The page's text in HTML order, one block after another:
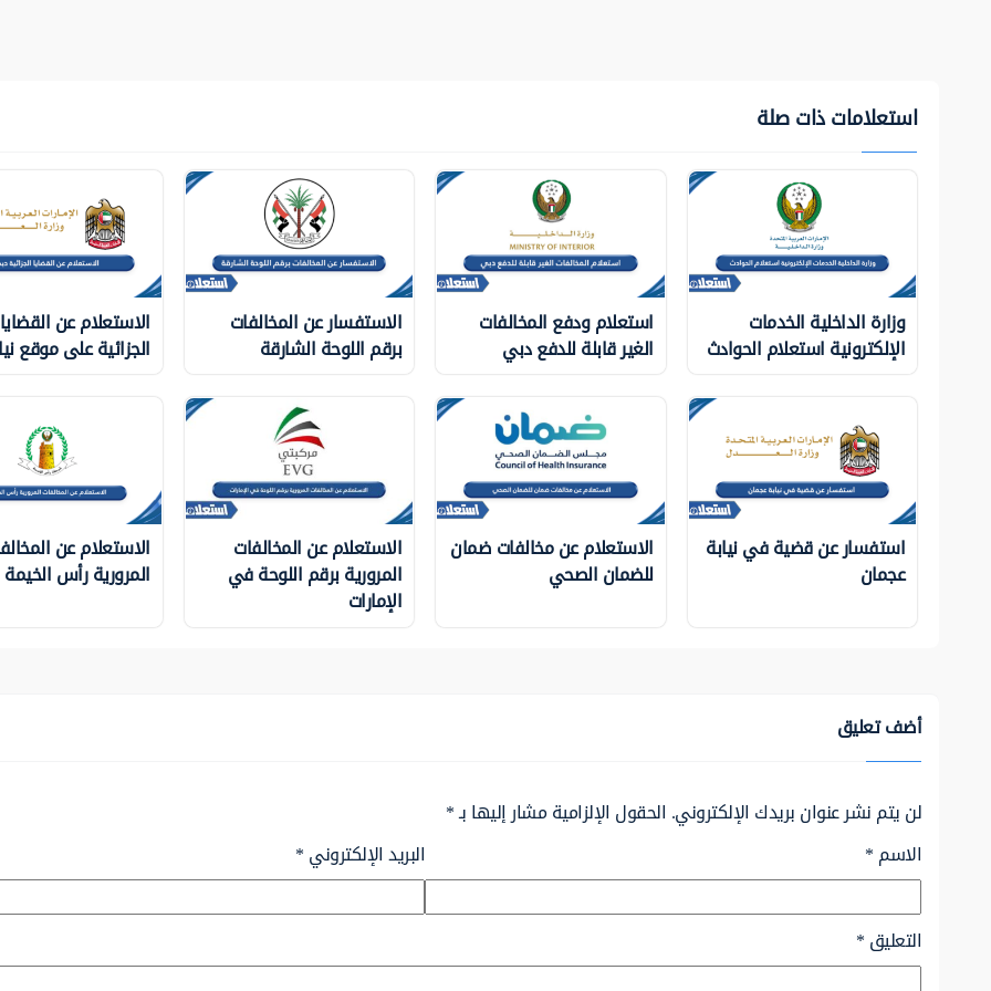
استعلامات ذات صلة
وزارة الداخلية الخدمات
الإلكترونية استعلام الحوادث
استعلام ودفع المخالفات
الغير قابلة للدفع دبي
الاستفسار عن المخالفات
برقم اللوحة الشارقة
الاستعلام عن القضايا
الجزائية على موقع
استفسار عن قضية في نيابة
عجمان
الاستعلام عن مخالفات ضمان
للضمان الصحي
الاستعلام عن المخالفات
المرورية برقم اللوحة في
الإمارات
الاستعلام عن
المرورية رأس الخيمة
أضف تعليق
لن يتم نشر عنوان بريدك الإلكتروني. الحقول الإلزامية مشار إليها بـ*
الاسم* البريد الإلكتروني*
التعليق*